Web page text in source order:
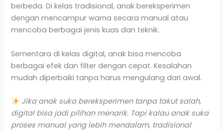
berbeda. Di kelas tradisional, anak bereksperimen
dengan mencampur warna secara manual atau
mencoba berbagai jenis kuas dan teknik.
Sementara di kelas digital, anak bisa mencoba
berbagai efek dan filter dengan cepat. Kesalahan
mudah diperbaiki tanpa harus mengulang dari awal.
Jika anak suka bereksperimen tanpa takut salah,
digital bisa jadi pilihan menarik. Tapi kalau anak suka
proses manual yang lebih mendalam, tradisional